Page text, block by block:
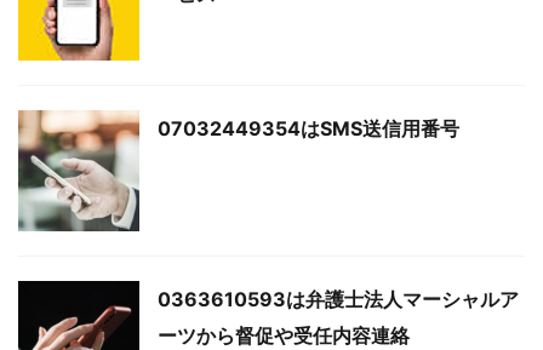
07032449354はSMS送信用番号
0363610593は弁護士法人マーシャルア
ーツから督促や受任内容連絡